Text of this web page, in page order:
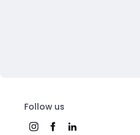
Follow us